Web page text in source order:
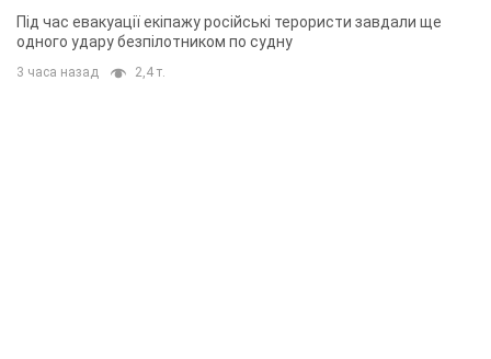
Під час евакуації екіпажу російські терористи завдали ще
одного удару безпілотником по судну
3 часа назад 2,4 т.